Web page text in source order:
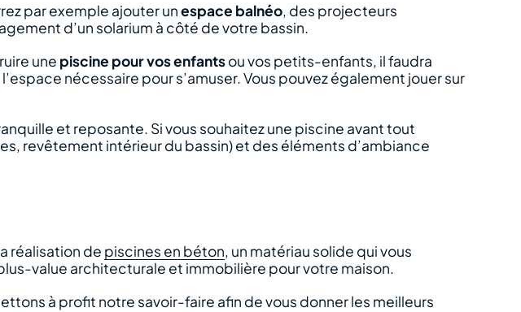
par exemple ajouter unespace balnéo, des projecteurs
d’un solarium à côté de votre bassin.
une piscine pour vos enfantsou vos petits-enfants, il faudra
nécessaire pour s’amuser. Vous pouvez également jouer sur
et reposante. Si vous souhaitez une piscine avant tout
revêtement intérieur du bassin) et des éléments d’ambiance
réalisation de piscines en béton, un matériau solide qui vous
value architecturale et immobilière pour votre maison.
à profit notre savoir-faire afin de vous donner les meilleurs